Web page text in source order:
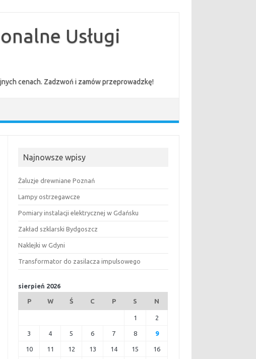
Usługi
cenach. Zadzwoń i zamów przeprowadzkę!
Najnowsze wpisy
Żaluzje drewniane Poznań
Lampy ostrzegawcze
Pomiary instalacji elektrycznej w Gdańsku
Zakład szklarski Bydgoszcz
Naklejki w Gdyni
Transformator do zasilacza impulsowego
sierpień 2026
P W Ś C P S N
1 2
3 4 5 6 7 8 9
10 11 12 13 14 15 16